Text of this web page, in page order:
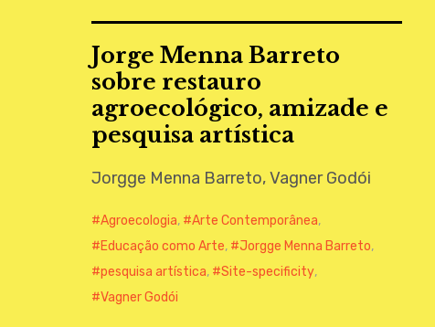
Jorge Menna Barreto
sobre restauro
agroecológico, amizade e
pesquisa artística
Jorgge Menna Barreto, Vagner Godói
Agroecologia, Arte Contemporânea,
Educação como Arte, Jorgge Menna Barreto,
pesquisa artística, Site-specificity,
Vagner Godói